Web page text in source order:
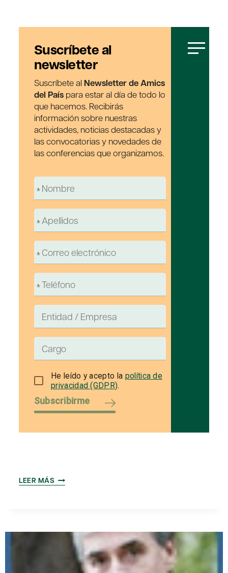
Suscríbete al
newsletter
Suscríbete al Newsletter de Amics
del País para estar al día de todo lo
que hacemos. Recibirás
información sobre nuestras
actividades, noticias destacadas y
las convocatorias y novedades de
las conferencias que organizamos.
He leído y acepto la política de
privacidad (GDPR).
Subscribirme
LEER MÁS BENEFICIOS